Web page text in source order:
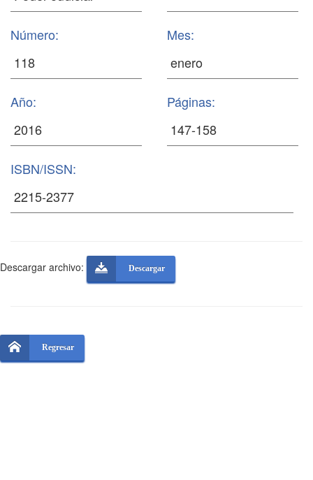
Número: Mes:
Año: Páginas:
ISBN/ISSN:
Descargar archivo: Descargar
Regresar